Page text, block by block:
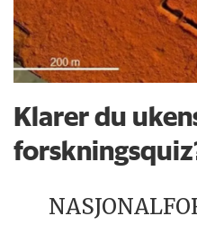
Klarer du